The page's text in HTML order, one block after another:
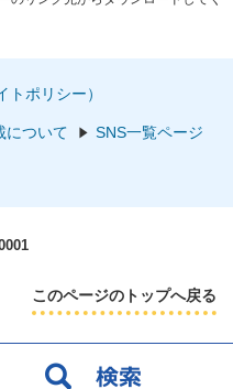
ポリシー）
について SNS一覧ページ
このページのトップへ戻る